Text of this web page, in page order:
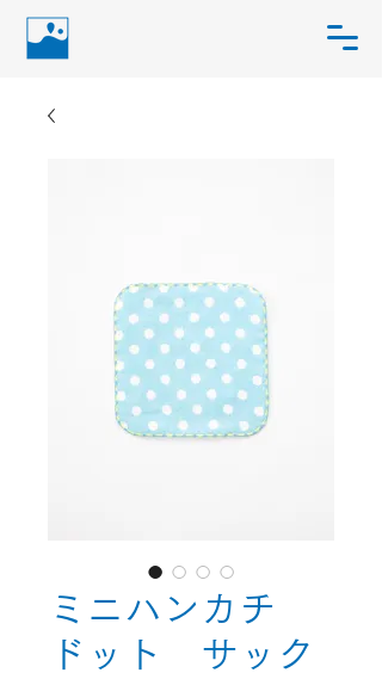
ミニハンカチ
ドット サック